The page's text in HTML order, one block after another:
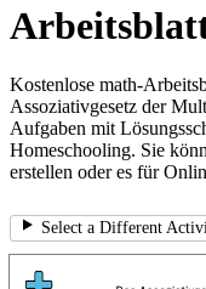
Kostenlose math-
Assoziativgesetz der
Aufgaben mit
Homeschooling. Sie
erstellen oder es für
Select a Different